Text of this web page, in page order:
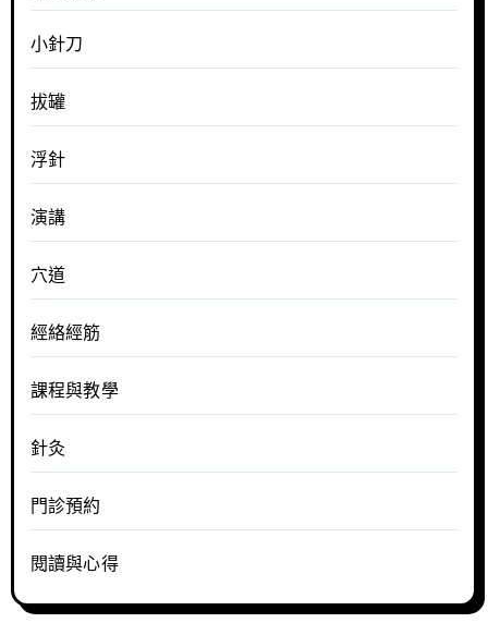
小針刀
拔罐
浮針
演講
穴道
經絡經筋
課程與教學
針灸
門診預約
閱讀與心得